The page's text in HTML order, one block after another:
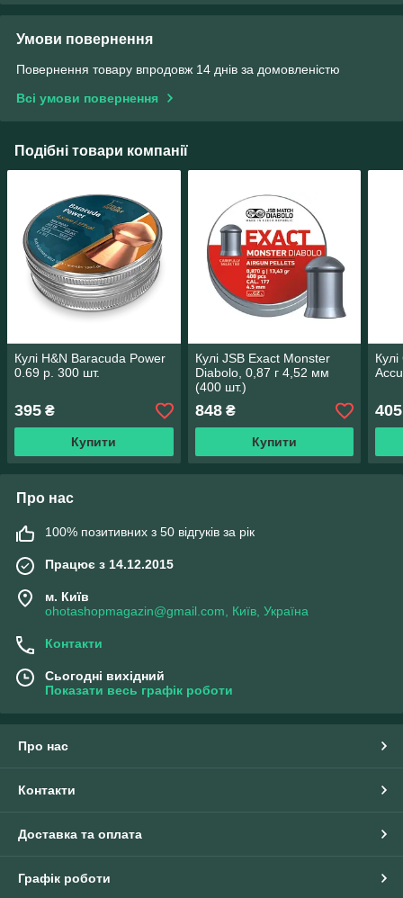
Умови повернення
Повернення товару впродовж 14 днів за домовленістю
Всі умови повернення
Подібні товари компанії
Кулі H&N Baracuda Power
0.69 р. 300 шт.
395 ₴
Купити
Кулі JSB Exact Monster
Diabolo, 0,87 г 4,52 мм
(400 шт.)
848₴
Купити
405
Про нас
100% позитивних з 50 відгуків за рік
Працює з 14.12.2015
м. Київ
ohotashopmagazin@gmail.com, Київ, Україна
Контакти
Сьогодні вихідний
Показати весь графік роботи
Про нас
Контакти
Доставка та оплата
Графік роботи